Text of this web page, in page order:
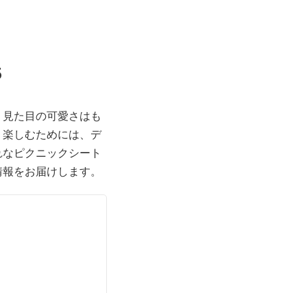
た目の可愛さはも
しむためには、デ
ピクニックシート
をお届けします。